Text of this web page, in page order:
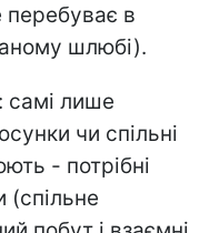
перебуває в
шлюбі).
: самі лише
чи спільні
- потрібні
(спільне